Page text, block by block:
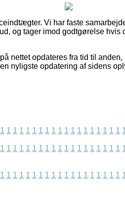
Vi har faste
og tager imod godtgørelse
nettet opdateres fra tid til
nyligste opdatering af sidens
1 1 1 1 1 1 1 1 1 1 1 1 1 1 1 1 1 1 1
1 1 1 1 1 1 1 1 1 1 1 1 1 1 1 1 1 1 1
1 1 1 1 1 1 1 1 1 1 1 1 1 1 1 1 1 1 1